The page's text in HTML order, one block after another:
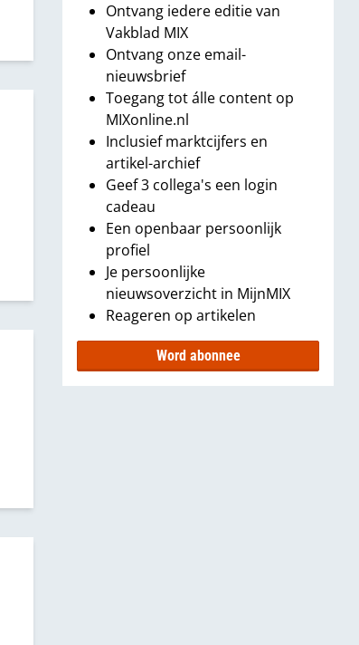
Ontvang iedere editie van
Vakblad MIX
Ontvang onze email-
nieuwsbrief
Toegang tot álle content op
MIXonline.nl
Inclusief marktcijfers en
artikel-archief
Geef 3 collega's een login
cadeau
Een openbaar persoonlijk
profiel
Je persoonlijke
nieuwsoverzicht in MijnMIX
Reageren op artikelen
Word abonnee